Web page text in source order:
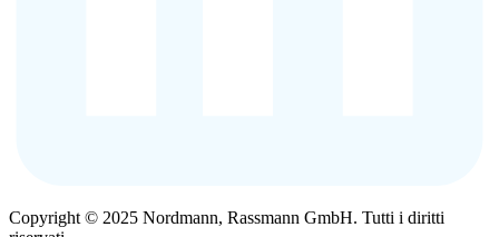
Copyright © 2025 Nordmann, Rassmann GmbH. Tutti i diritti